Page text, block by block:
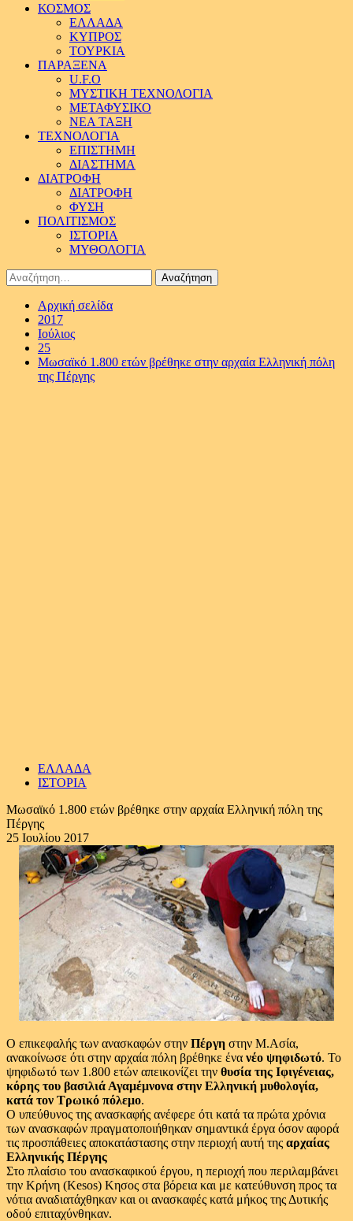
ΚΟΣΜΟΣ
ΕΛΛΑΔΑ
ΚΥΠΡΟΣ
ΤΟΥΡΚΙΑ
ΠΑΡΑΞΕΝΑ
U.F.O
ΜΥΣΤΙΚΗ ΤΕΧΝΟΛΟΓΙΑ
ΜΕΤΑΦΥΣΙΚΟ
ΝΕΑ ΤΑΞΗ
ΤΕΧΝΟΛΟΓΙΑ
ΕΠΙΣΤΗΜΗ
ΔΙΑΣΤΗΜΑ
ΔΙΑΤΡΟΦΗ
ΔΙΑΤΡΟΦΗ
ΦΥΣΗ
ΠΟΛΙΤΙΣΜΟΣ
ΙΣΤΟΡΙΑ
ΜΥΘΟΛΟΓΙΑ
Αναζήτηση
για:
Αρχική σελίδα
2017
Ιούλιος
25
Μωσαϊκό 1.800 ετών βρέθηκε στην αρχαία Ελληνική πόλη
της Πέργης
ΕΛΛΑΔΑ
ΙΣΤΟΡΙΑ
Μωσαϊκό 1.800 ετών βρέθηκε στην αρχαία Ελληνική πόλη της
Πέργης
25 Ιουλίου 2017
Ο επικεφαλής των ανασκαφών στην Πέργη στην Μ.Ασία,
ανακοίνωσε ότι στην αρχαία πόλη βρέθηκε ένα νέο ψηφιδωτό. Το
ψηφιδωτό των 1.800 ετών απεικονίζει την θυσία της Ιφιγένειας,
κόρης του βασιλιά Αγαμέμνονα στην Ελληνική μυθολογία,
κατά τον Τρωικό πόλεμο.
Ο υπεύθυνος της ανασκαφής ανέφερε ότι κατά τα πρώτα χρόνια
των ανασκαφών πραγματοποιήθηκαν σημαντικά έργα όσον αφορά
τις προσπάθειες αποκατάστασης στην περιοχή αυτή της αρχαίας
Ελληνικής Πέργης
Στο πλαίσιο του ανασκαφικού έργου, η περιοχή που περιλαμβάνει
την Κρήνη (Kesos) Κησος στα βόρεια και με κατεύθυνση προς τα
νότια αναδιατάχθηκαν και οι ανασκαφές κατά μήκος της Δυτικής
οδού επιταχύνθηκαν.